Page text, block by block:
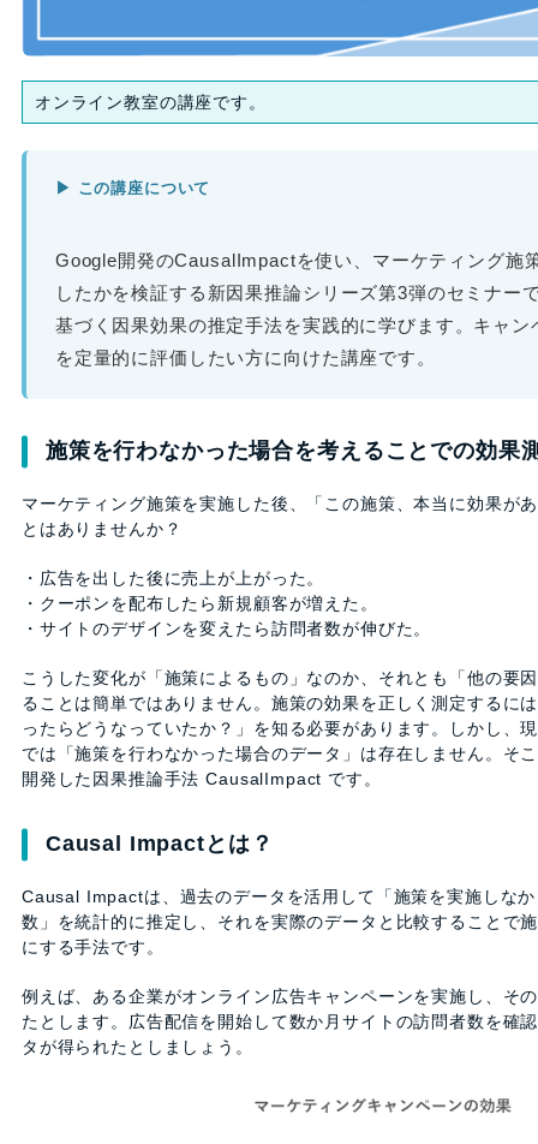
オンライン教室の講座です。
▶ この講座について
Google開発のCausalImpactを使い、マーケティング施
したかを検証する新因果推論シリーズ第3弾のセミナー
基づく因果効果の推定手法を実践的に学びます。キャン
を定量的に評価したい方に向けた講座です。
施策を行わなかった場合を考えることでの効果
マーケティング施策を実施した後、「この施策、本当に効果が
とはありませんか？
・広告を出した後に売上が上がった。
・クーポンを配布したら新規顧客が増えた。
・サイトのデザインを変えたら訪問者数が伸びた。
こうした変化が「施策によるもの」なのか、それとも「他の要
ることは簡単ではありません。施策の効果を正しく測定するに
ったらどうなっていたか？」を知る必要があります。しかし、
では「施策を行わなかった場合のデータ」は存在しません。そ
開発した因果推論手法 CausalImpact です。
Causal Impactとは？
Causal Impactは、過去のデータを活用して「施策を実施しな
数」を統計的に推定し、それを実際のデータと比較することで
にする手法です。
例えば、ある企業がオンライン広告キャンペーンを実施し、そ
たとします。広告配信を開始して数か月サイトの訪問者数を確
タが得られたとしましょう。